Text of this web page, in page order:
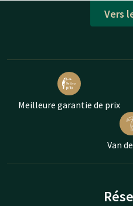
Vers
Meilleure garantie de prix
Van